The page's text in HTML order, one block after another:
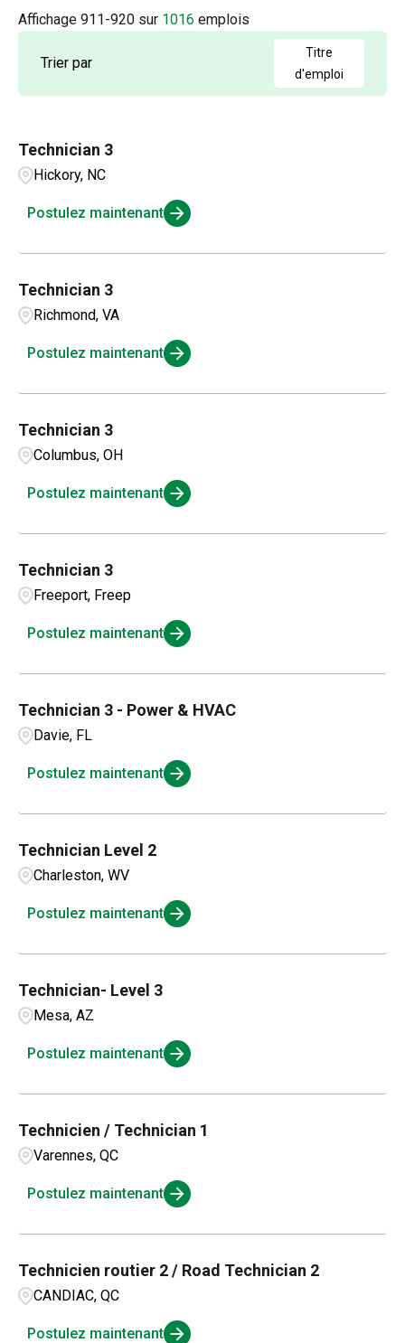
Arkansas
21
California 63
Connecticut
Albuquerque 2
Aldergrove 1
Amarillo
1
2
Business Intelligence
Compensation and Benefits
Compliance and Legal 1
Customer Service
Affichage 911-920 sur 1016 emplois
Trier par
Titre
d'emploi
Technician 3
Hickory, NC
Postulez maintenant
Technician 3
Richmond, VA
Postulez maintenant
Technician 3
Columbus, OH
Postulez maintenant
Technician 3
Freeport, Freep
Postulez maintenant
Technician 3 - Power & HVAC
Davie, FL
Postulez maintenant
Technician Level 2
Charleston, WV
Postulez maintenant
Technician- Level 3
Mesa, AZ
Postulez maintenant
Technicien / Technician 1
Varennes, QC
Postulez maintenant
Technicien routier 2 / Road Technician 2
CANDIAC, QC
Postulez maintenant